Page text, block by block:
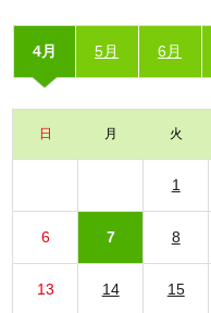
4月 5月 6月
日 月 火
1
6 7 8
13 14 15